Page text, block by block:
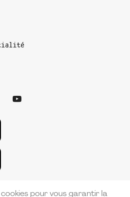
cookies pour vous garantir la